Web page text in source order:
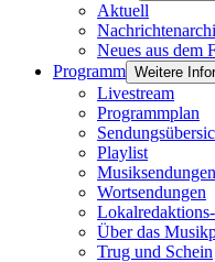
Aktuell
Neues aus dem
Programm Weitere
Livestream
Programmplan
Playlist
Musiksendungen
Wortsendungen
Über das
Trug und Schein